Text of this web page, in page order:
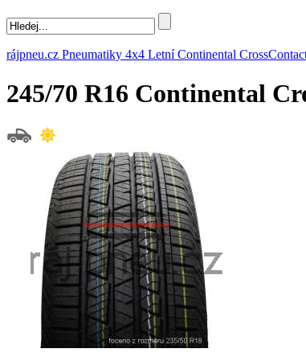
rájpneu.cz Pneumatiky 4x4 Letní Continental
245/70 R16 Continental